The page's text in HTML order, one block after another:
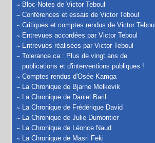
Bloc-Notes de Victor Teboul
Conférences et essais de Victor Teboul
Critiques et comptes rendus de Victor Teboul
Entrevues accordées par Victor Teboul
Entrevues réalisées par Victor Teboul
Tolerance.ca : Plus de vingt ans de
publications et d'interventions publiques !
Comptes rendus d'Osée Kamga
La Chronique de Bjarne Melkevik
La Chronique de Daniel Baril
La Chronique de Frédérique David
La Chronique de Julie Dumontier
La Chronique de Léonce Naud
La Chronique de Masri Feki